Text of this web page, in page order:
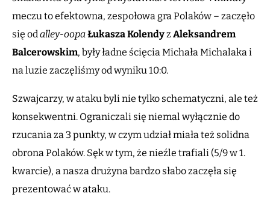
meczu to efektowna, zespołowa gra Polaków – zaczęło
się odalley-oopaŁukasza Kolendyz Aleksandrem
Balcerowskim, były ładne ścięcia Michała Michalaka i
na luzie zaczęliśmy od wyniku 10:0.
Szwajcarzy, w ataku byli nie tylko schematyczni, ale też
konsekwentni. Ograniczali się niemal wyłącznie do
rzucania za 3 punkty, w czym udział miała też solidna
obrona Polaków. Sęk w tym, że nieźle trafiali (5/9 w 1.
kwarcie), a nasza drużyna bardzo słabo zaczęła się
prezentować w ataku.